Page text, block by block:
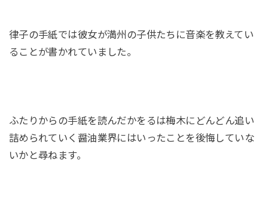
律子の手紙では彼女が満州の子供たちに音楽を教えてい
ることが書かれていました。
ふたりからの手紙を読んだかをるは梅木にどんどん追い
詰められていく醤油業界にはいったことを後悔していな
いかと尋ねます。